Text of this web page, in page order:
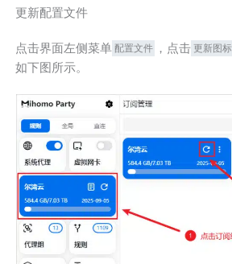
更新配置文件
点击界面左侧菜单 配置文件 ，点击 更新图标
如下图所示。